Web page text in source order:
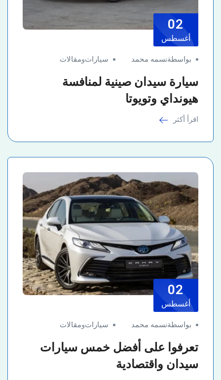
02
أغسطس
بواسطةنسمه محمد سياراتومقالات
سيارة سيدان صينية لمنافسة
هيونداي وتويوتا
اقرأ أكثر
02
أغسطس
بواسطةنسمه محمد سياراتومقالات
تعرفوا على أفضل خمس سيارات
سيدان واقتصادية